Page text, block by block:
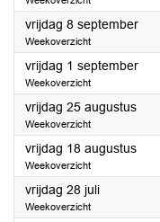
vrijdag 8 september2023
Weekoverzicht
vrijdag 1 september2023
Weekoverzicht
vrijdag 25 augustus2023
Weekoverzicht
vrijdag 18 augustus2023
Weekoverzicht
vrijdag 28 juli2023
Weekoverzicht